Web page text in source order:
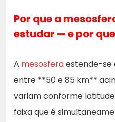
Por que a
estudar — e por
A mesosferaestende-se
entre **50 e 85 km**
variam conforme
faixa que é